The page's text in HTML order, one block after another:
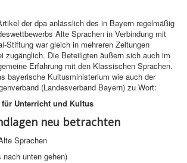
der dpa anlässlich des in Bayern regelmäßig
Alte Sprachen in Verbindung mit
Stiftung war gleich in mehreren Zeitungen
zugänglich. Die Beteiligten äußern sich auch im
Erfahrung mit den Klassischen Sprachen.
bayerische Kultusministerium wie auch der
(Landesverband Bayern) zu Wort:
Unterricht und Kultus
neu betrachten
Sprachen
unten gehen)